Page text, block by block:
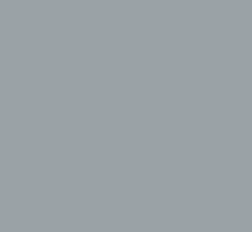
Logfiles werden
betroffene Person
Daten
die Möglichkeit, sich auf
Verarbeitung